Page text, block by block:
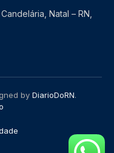
Natal – RN,
by DiarioDoRN.